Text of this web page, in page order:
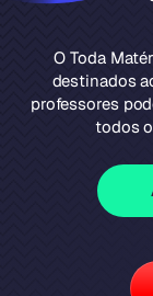
O Toda
destinados
professores
todos